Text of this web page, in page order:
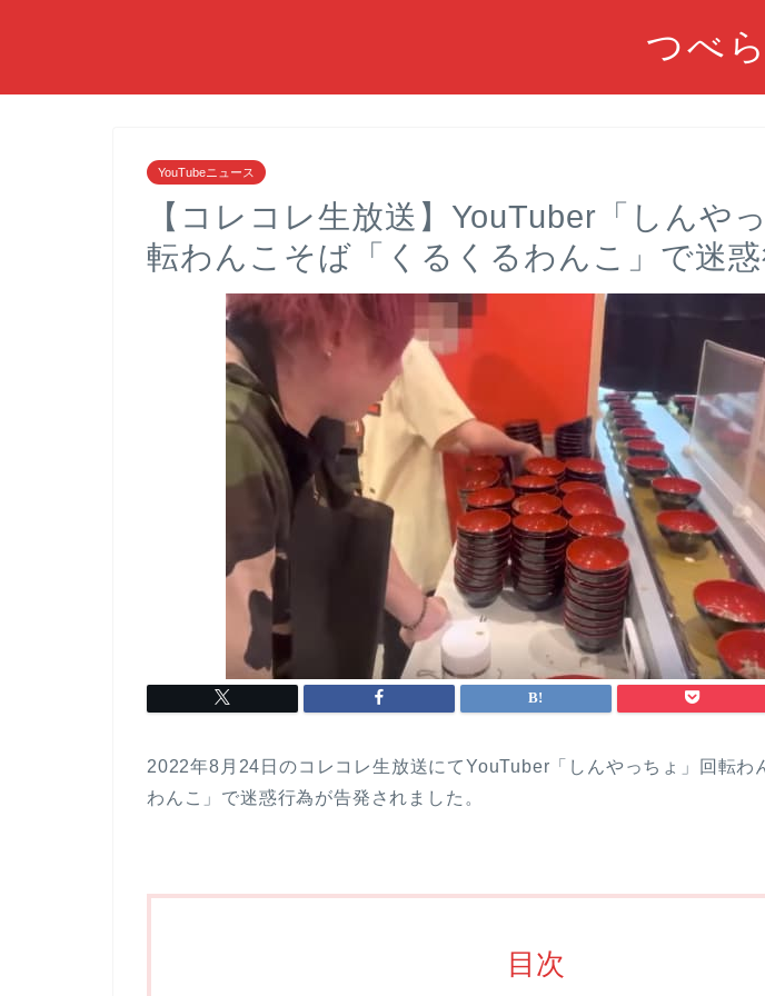
つべ
YouTubeニュース
【コレコレ生放送】YouTuber「しんや
転わんこそば「くるくるわんこ」で迷惑
2022年8月24日のコレコレ生放送にてYouTuber「しんやっちょ」回転わ
わんこ」で迷惑行為が告発されました。
目次